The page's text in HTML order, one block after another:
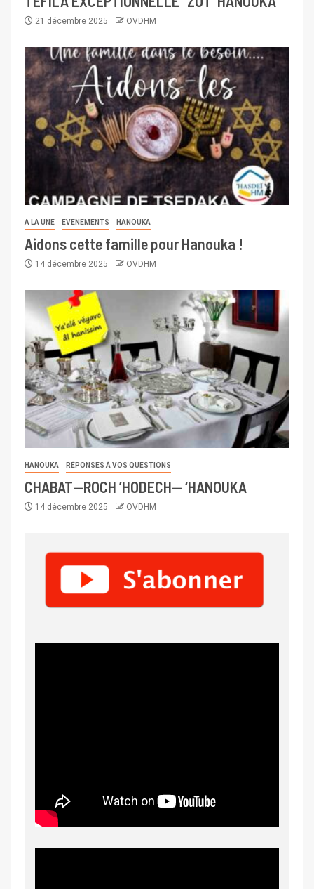
21 décembre 2025 OVDHM
A LA UNE EVENEMENTS HANOUKA
Aidons cette famille pour Hanouka !
14 décembre 2025 OVDHM
HANOUKA RÉPONSES À VOS QUESTIONS
CHABAT—ROCH ’HODECH— ‘HANOUKA
14 décembre 2025 OVDHM